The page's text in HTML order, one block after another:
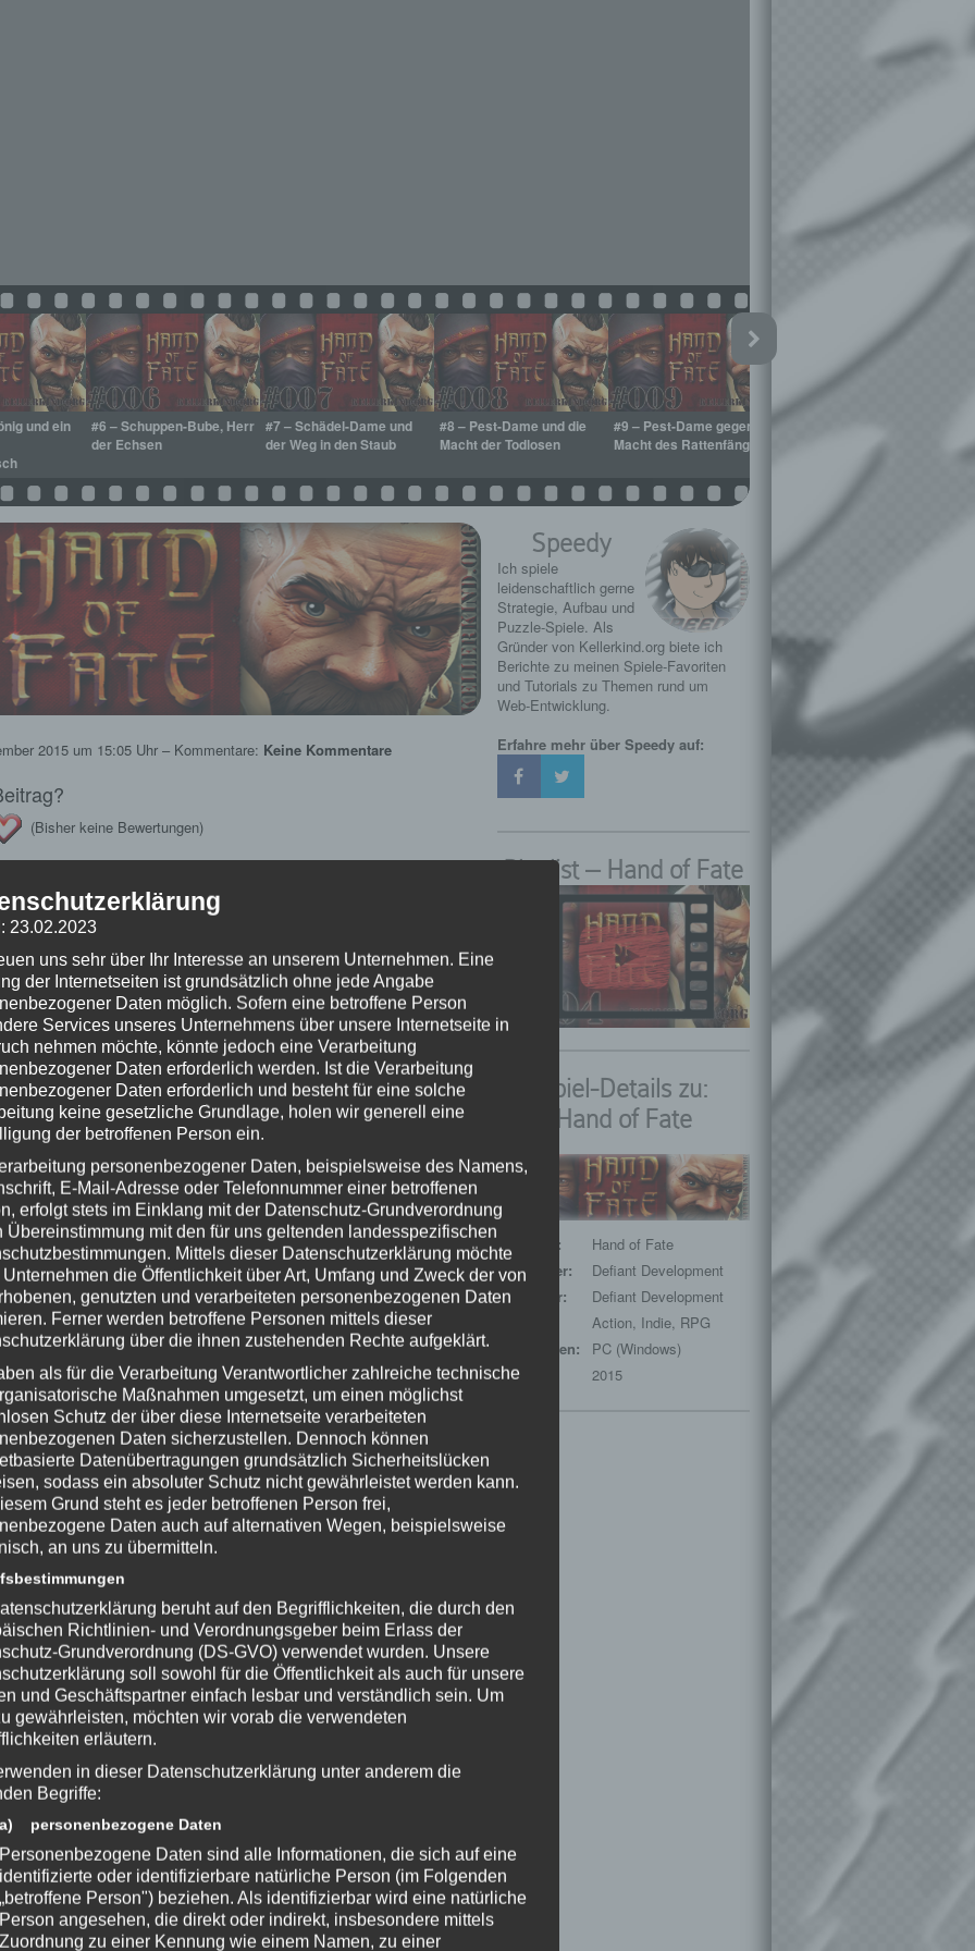
und ein
#6 – Schuppen-Bube, Herr
der Echsen
#7 – Schädel-Dame und
der Weg in den Staub
#8 – Pest-Dame und die
Macht der Todlosen
#9 – Pest-Dame gegen die
Macht des Rattenfängers
gegen den Schädelspalter
2015 um 15:05 Uhr – Kommentare: Keine Kommentare
(Bisher keine Bewertungen)
★ Hand of Fate ★
Pest-Bube gegen den Rattenfänger
gegen den letzten Kämpfer des Fremden abgeschlossen. Doch dieser hat
•••••••••••••••••••
dem nächsten Abschnitt deiner Reise. Bist du bereit zu verlieren?“ fragt
nächster Kämpfer uns in die Knie zwingen wird.
meine Flöte holen und ein wenig Rattenfänger spielen“ erwidern wir nur
hinter uns lassen werden.
wir in einem Kartenspiel um unser Schicksal spielen müssen – Leben
des Fremden müssen wir uns Stück um Stück einen Weg
des Fremden bahnen.
– so einfach wird er uns nicht gewinnen lassen.
Development
bitte die Entwickler und kaufe Dir das Spiel im Original!
Speedy
Ich spiele
leidenschaftlich gerne
Strategie, Aufbau und
Puzzle-Spiele. Als
Gründer von Kellerkind.org biete ich
Berichte zu meinen Spiele-Favoriten
und Tutorials zu Themen rund um
Web-Entwicklung.
Erfahre mehr über Speedy auf:
Playlist – Hand of Fate
Spiel-Details zu:
Hand of Fate
Spieltitel:
Hand of Fate
Entwickler:
Defiant Development
Publisher:
Defiant Development
Action, Indie, RPG
Plattformen:
PC (Windows)
Release:
2015
23.02.2023
uns sehr über Ihr Interesse an unserem Unternehmen. Eine
der Internetseiten ist grundsätzlich ohne jede Angabe
Daten möglich. Sofern eine betroffene Person
Services unseres Unternehmens über unsere Internetseite in
nehmen möchte, könnte jedoch eine Verarbeitung
Daten erforderlich werden. Ist die Verarbeitung
Daten erforderlich und besteht für eine solche
keine gesetzliche Grundlage, holen wir generell eine
der betroffenen Person ein.
personenbezogener Daten, beispielsweise des Namens,
E-Mail-Adresse oder Telefonnummer einer betroffenen
erfolgt stets im Einklang mit der Datenschutz-Grundverordnung
Übereinstimmung mit den für uns geltenden landesspezifischen
Mittels dieser Datenschutzerklärung möchte
Unternehmen die Öffentlichkeit über Art, Umfang und Zweck der von
genutzten und verarbeiteten personenbezogenen Daten
Ferner werden betroffene Personen mittels dieser
über die ihnen zustehenden Rechte aufgeklärt.
als für die Verarbeitung Verantwortlicher zahlreiche technische
Maßnahmen umgesetzt, um einen möglichst
Schutz der über diese Internetseite verarbeiteten
Daten sicherzustellen. Dennoch können
Datenübertragungen grundsätzlich Sicherheitslücken
sodass ein absoluter Schutz nicht gewährleistet werden kann.
Grund steht es jeder betroffenen Person frei,
Daten auch auf alternativen Wegen, beispielsweise
an uns zu übermitteln.
beruht auf den Begrifflichkeiten, die durch den
Richtlinien- und Verordnungsgeber beim Erlass der
Grundverordnung (DS-GVO) verwendet wurden. Unsere
soll sowohl für die Öffentlichkeit als auch für unsere
und Geschäftspartner einfach lesbar und verständlich sein. Um
gewährleisten, möchten wir vorab die verwendeten
erläutern.
in dieser Datenschutzerklärung unter anderem die
Begriffe:
a) personenbezogene Daten
Personenbezogene Daten sind alle Informationen, die sich auf eine
identifizierte oder identifizierbare natürliche Person (im Folgenden
„betroffene Person") beziehen. Als identifizierbar wird eine natürliche
Person angesehen, die direkt oder indirekt, insbesondere mittels
Zuordnung zu einer Kennung wie einem Namen, zu einer